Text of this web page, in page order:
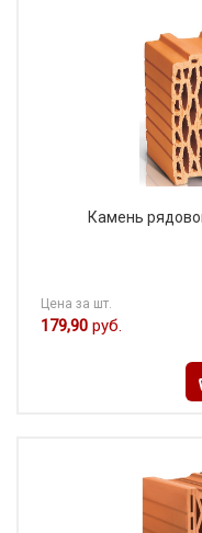
Камень
Цена за шт.
179,90 руб.